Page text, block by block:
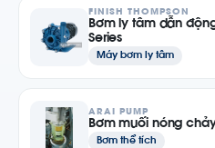
FINISH THOMPSON
Bơm ly tâm dẫn
Series
Máy bơm ly tâm
ARAI PUMP
Bơm muối nóng
Bơm thể tích